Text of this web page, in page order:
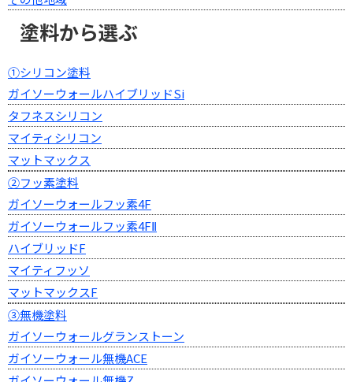
塗料から選ぶ
①シリコン塗料
ガイソーウォールハイブリッドSi
タフネスシリコン
マイティシリコン
マットマックス
②フッ素塗料
ガイソーウォールフッ素4F
ガイソーウォールフッ素4FⅡ
ハイブリッドF
マイティフッソ
マットマックスF
③無機塗料
ガイソーウォールグランストーン
ガイソーウォール無機ACE